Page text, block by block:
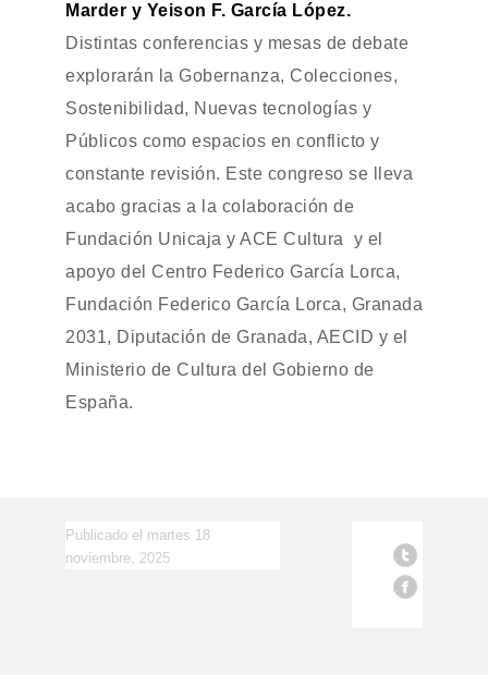
Marder y Yeison F. García López.
Distintas conferencias y mesas de debate
explorarán la Gobernanza, Colecciones,
Sostenibilidad, Nuevas tecnologías y
Públicos como espacios en conflicto y
constante revisión. Este congreso se lleva
acabo gracias a la colaboración de
Fundación Unicaja y ACE Cultura y el
apoyo del Centro Federico García Lorca,
Fundación Federico García Lorca, Granada
2031, Diputación de Granada, AECID y el
Ministerio de Cultura del Gobierno de
España.
Publicado el martes 18
noviembre, 2025